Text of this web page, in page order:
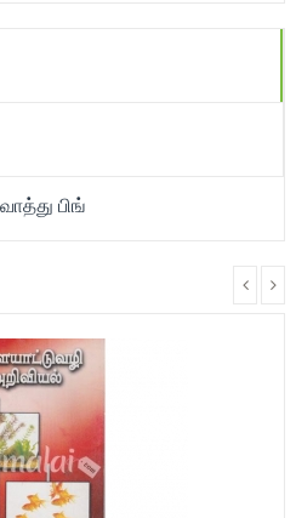
பிங்